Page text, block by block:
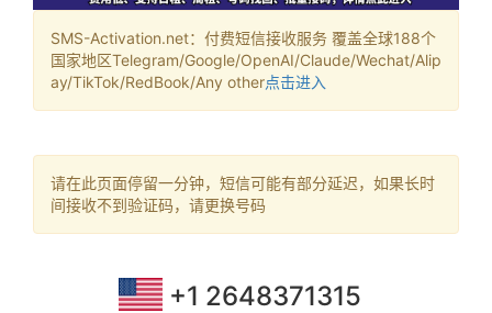
SMS-Activation.net：付费短信接收服务 覆盖全球188个
国家地区Telegram/Google/OpenAI/Claude/Wechat/Alip
ay/TikTok/RedBook/Any other点击进入
请在此页面停留一分钟，短信可能有部分延迟，如果长时
间接收不到验证码，请更换号码
+1 2648371315